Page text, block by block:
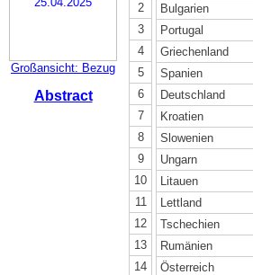
Großansicht: Bezug
Abstract
2
3
4
5
6
7
8
9
10
11
12
13
14
Bulgarien
Portugal
Griechenland
Spanien
Deutschland
Kroatien
Slowenien
Ungarn
Litauen
Lettland
Tschechien
Rumänien
Österreich